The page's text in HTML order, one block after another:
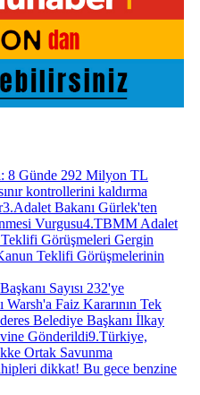
8 Günde 292 Milyon TL
kontrollerini kaldırma
3.Adalet Bakanı Gürlek'ten
Vurgusu4.TBMM Adalet
Görüşmeleri Gergin
Teklifi Görüşmelerinin
Sayısı 232'ye
Warsh'a Faiz Kararının Tek
Belediye Başkanı İlkay
Gönderildi9.Türkiye,
Ortak Savunma
dikkat! Bu gece benzine